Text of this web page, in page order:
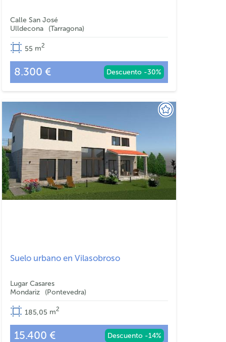
Calle San José
Ulldecona
Tarragona
55 m2
8.300 € Descuento -30%
Suelo urbano en Vilasobroso
Lugar Casares
Mondariz
Pontevedra
185,05 m2
15.400 € Descuento -14%